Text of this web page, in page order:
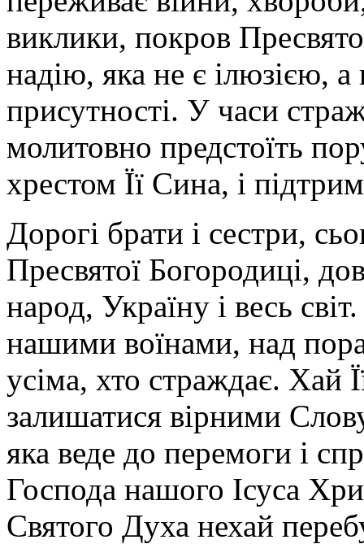
виклики, покров
надію, яка не є ілюзією,
присутності. У часи
молитовно предстоїть
хрестом Її Сина, і
Дорогі брати і сестри,
Пресвятої Богородиці,
народ, Україну і весь
нашими воїнами, над
усіма, хто страждає. Хай
залишатися вірними
яка веде до перемоги і
Господа нашого Ісуса
Святого Духа нехай